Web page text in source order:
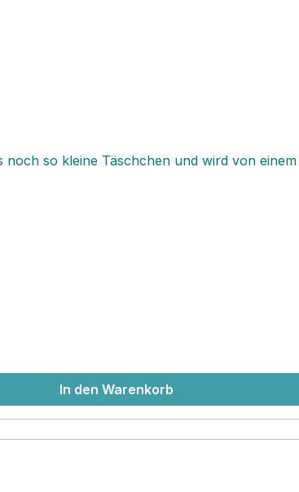
noch so kleine Täschchen und wird von
In den Warenkorb